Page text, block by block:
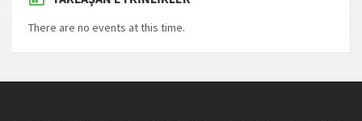
There are no events at this time.